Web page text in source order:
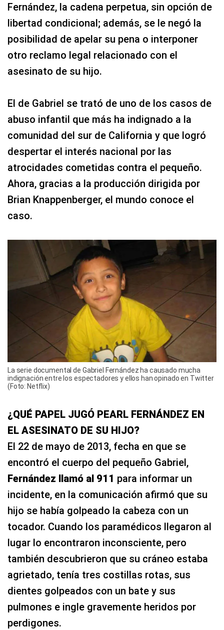
Fernández, la cadena perpetua, sin opción de
libertad condicional; además, se le negó la
posibilidad de apelar su pena o interponer
otro reclamo legal relacionado con el
asesinato de su hijo.
El de Gabriel se trató de uno de los casos de
abuso infantil que más ha indignado a la
comunidad del sur de California y que logró
despertar el interés nacional por las
atrocidades cometidas contra el pequeño.
Ahora, gracias a la producción dirigida por
Brian Knappenberger, el mundo conoce el
caso.
La serie documental de Gabriel Fernández ha causado mucha
indignación entre los espectadores y ellos han opinado en Twitter
(Foto: Netflix)
¿QUÉ PAPEL JUGÓ PEARL FERNÁNDEZ EN
EL ASESINATO DE SU HIJO?
El 22 de mayo de 2013, fecha en que se
encontró el cuerpo del pequeño Gabriel,
Fernández llamó al 911 para informar un
incidente, en la comunicación afirmó que su
hijo se había golpeado la cabeza con un
tocador. Cuando los paramédicos llegaron al
lugar lo encontraron inconsciente, pero
también descubrieron que su cráneo estaba
agrietado, tenía tres costillas rotas, sus
dientes golpeados con un bate y sus
pulmones e ingle gravemente heridos por
perdigones.